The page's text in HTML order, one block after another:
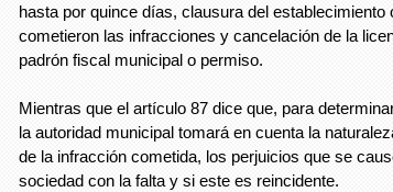
hasta por quince días, clausura del establecimiento
cometieron las infracciones y cancelación de la
padrón fiscal municipal o permiso.
Mientras que el artículo 87 dice que, para
la autoridad municipal tomará en cuenta la
de la infracción cometida, los perjuicios que se
sociedad con la falta y si este es reincidente.